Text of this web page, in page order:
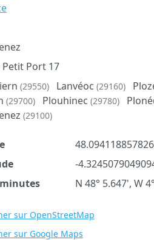
Port 17
(29550) Lanvéoc (29160)
(29700) Plouhinec (29780)
(29100)
48.094118857826
-
N 48° 5.647', W
sur OpenStreetMap
sur Google Maps